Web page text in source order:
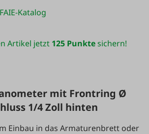
Katalog
Artikel jetzt 125 Punktesichern!
mit Frontring Ø
1/4 Zoll hinten
Einbau in das Armaturenbrett oder